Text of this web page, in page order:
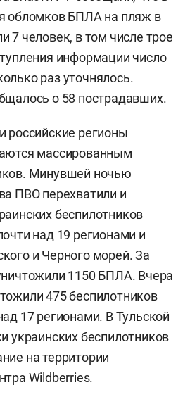
обломков БПЛА на пляж в
7 человек, в том числе трое
информации число
раз уточнялось.
о 58 пострадавших.
российские регионы
массированным
Минувшей ночью
ПВО перехватили и
беспилотников
над 19 регионами и
и Черного морей. За
1150 БПЛА. Вчера
475 беспилотников
17 регионами. В Тульской
украинских беспилотников
на территории
Wildberries.